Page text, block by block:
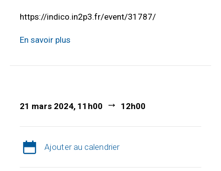
https://indico.in2p3.fr/event/31787/
En savoir plus
21 mars 2024, 11h00 12h00
Ajouter au calendrier